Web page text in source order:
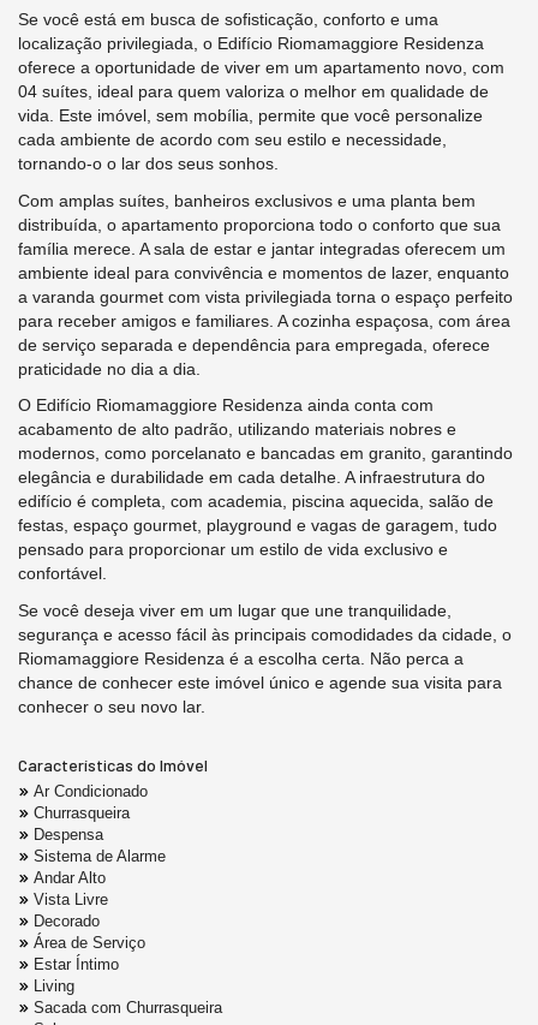
Se você está em busca de sofisticação, conforto e uma
localização privilegiada, o Edifício Riomamaggiore Residenza
oferece a oportunidade de viver em um apartamento novo, com
04 suítes, ideal para quem valoriza o melhor em qualidade de
vida. Este imóvel, sem mobília, permite que você personalize
cada ambiente de acordo com seu estilo e necessidade,
tornando-o o lar dos seus sonhos.
Com amplas suítes, banheiros exclusivos e uma planta bem
distribuída, o apartamento proporciona todo o conforto que sua
família merece. A sala de estar e jantar integradas oferecem um
ambiente ideal para convivência e momentos de lazer, enquanto
a varanda gourmet com vista privilegiada torna o espaço perfeito
para receber amigos e familiares. A cozinha espaçosa, com área
de serviço separada e dependência para empregada, oferece
praticidade no dia a dia.
O Edifício Riomamaggiore Residenza ainda conta com
acabamento de alto padrão, utilizando materiais nobres e
modernos, como porcelanato e bancadas em granito, garantindo
elegância e durabilidade em cada detalhe. A infraestrutura do
edifício é completa, com academia, piscina aquecida, salão de
festas, espaço gourmet, playground e vagas de garagem, tudo
pensado para proporcionar um estilo de vida exclusivo e
confortável.
Se você deseja viver em um lugar que une tranquilidade,
segurança e acesso fácil às principais comodidades da cidade, o
Riomamaggiore Residenza é a escolha certa. Não perca a
chance de conhecer este imóvel único e agende sua visita para
conhecer o seu novo lar.
Características do Imóvel
Ar Condicionado
Churrasqueira
Despensa
Sistema de Alarme
Andar Alto
Vista Livre
Decorado
Área de Serviço
Estar Íntimo
Living
Sacada com Churrasqueira